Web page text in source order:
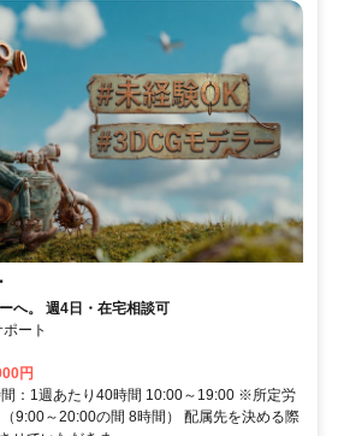
へ。 週4日・在宅相談可
ート
円
：1週あたり40時間 10:00～19:00 ※所定労
9:00～20:00の間 8時間） 配属先を決める際